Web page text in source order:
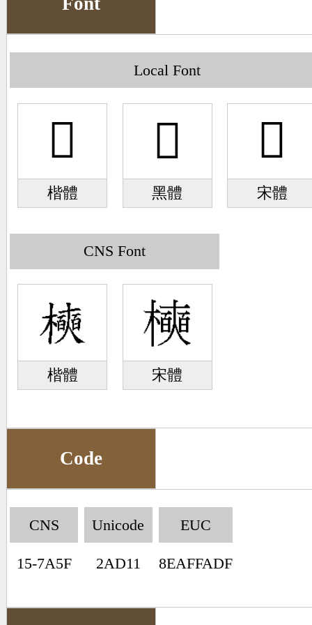
Local Font
𪴑
楷體
𪴑
黑體
𪴑
宋體
CNS Font
楷體 宋體
Code
CNS
15-7A5F
Unicode
2AD11
EUC
8EAFFADF